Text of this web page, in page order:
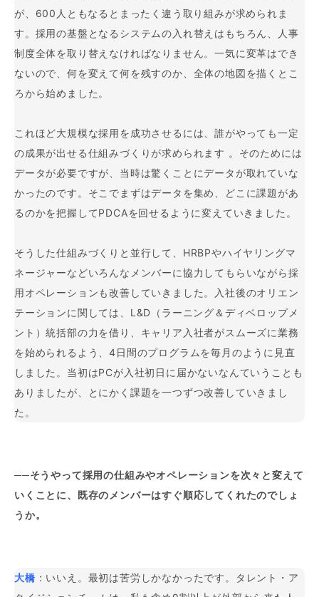
が、600人ともなるとまったく違う取り組みが求められま
す。採用の基盤となるシステムの入れ替えはもちろん、人事
制度全体を取り替えなければなりません。一気に変革はでき
ないので、何を変えて何を残すのか、全体の地図を描くとこ
ろから始めました。
これほど大規模な採用を成功させるには、誰がやっても一定
の成果が出せる仕組みづくりが求められます 。そのためには
データが必要ですが、当時は驚くことにデータが取れていな
かったのです。そこでまずはデータを集め、どこに課題があ
るのかを把握してPDCAを回せるように変えていきました。
そうした仕組みづくりと並行して、HRBPやハイヤリングマ
ネージャーなどいろんなメンバーに協力してもらいながら採
用オペレーションも改善していきました。入社後のオリエン
テーションに関しては、L&D（ラーニング＆ディベロップメ
ント）統括部の力を借り、キャリア入社者がスムーズに業務
を始められるよう、4日間のプログラムを毎月のように見直
しました。当初はPCが入社初日に届かないなんていうことも
ありましたが、とにかく課題を一つずつ改善していきまし
た。
──そうやって採用の仕組みやオペレーションを次々と変えて
いくことに、既存のメンバーはすぐ順応してくれたのでしょ
うか。
大橋 ：いいえ。最初は苦労しかなかったです。タレント・ア